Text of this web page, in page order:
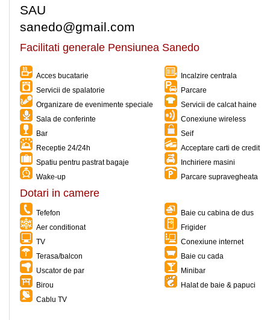
SAU
sanedo@gmail.com
Facilitati generale Pensiunea Sanedo
Acces bucatarie
Incalzire centrala
Servicii de spalatorie
Parcare
Organizare de evenimente speciale
Servicii de calcat haine
Sala de conferinte
Conexiune wireless
Bar
Seif
Receptie 24/24h
Acceptare carti de credit
Spatiu pentru pastrat bagaje
Inchiriere masini
Wake-up
Parcare supravegheata
Dotari in camere
Tefefon
Baie cu cabina de dus
Aer conditionat
Frigider
TV
Conexiune internet
Terasa/balcon
Baie cu cada
Uscator de par
Minibar
Birou
Halat de baie & papuci
Cablu TV